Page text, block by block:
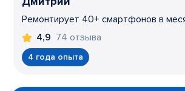
Ремонтирует 40+ смартфонов в
4,9 74 отзыва
4 года опыта